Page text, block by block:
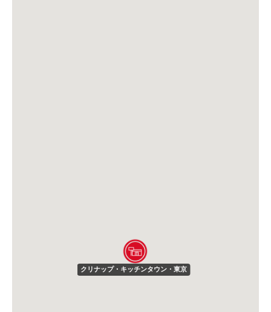
クリナップ・キッチンタウン・東京